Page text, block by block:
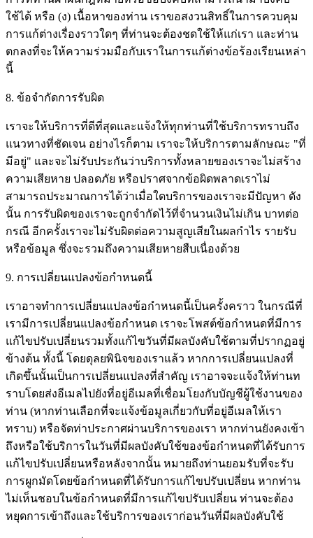
ใช้ได้ หรือ (ง) เนื้อหาของท่าน เราขอสงวนสิทธิ์ในการควบคุม
การแก้ต่างเรื่องราวใดๆ ที่ท่านจะต้องชดใช้ให้แก่เรา และท่าน
ตกลงที่จะให้ความร่วมมือกับเราในการแก้ต่างข้อร้องเรียนเหล่า
นี้
8. ข้อจำกัดการรับผิด
เราจะให้บริการที่ดีที่สุดและแจ้งให้ทุกท่านที่ใช้บริการทราบถึง
แนวทางที่ชัดเจน อย่างไรก็ตาม เราจะให้บริการตามลักษณะ "ที่
มีอยู่" และจะไม่รับประกันว่าบริการทั้งหลายของเราจะไม่สร้าง
ความเสียหาย ปลอดภัย หรือปราศจากข้อผิดพลาดเราไม่
สามารถประมาณการได้ว่าเมื่อใดบริการของเราจะมีปัญหา ดัง
นั้น การรับผิดของเราจะถูกจำกัดไว้ที่จำนวนเงินไม่เกิน บาทต่อ
กรณี อีกครั้งเราจะไม่รับผิดต่อความสูญเสียในผลกำไร รายรับ
หรือข้อมูล ซึ่งจะรวมถึงความเสียหายสืบเนื่องด้วย
9. การเปลี่ยนแปลงข้อกำหนดนี้
เราอาจทำการเปลี่ยนแปลงข้อกำหนดนี้เป็นครั้งคราว ในกรณีที่
เรามีการเปลี่ยนแปลงข้อกำหนด เราจะโพสต์ข้อกำหนดที่มีการ
แก้ไขปรับเปลี่ยนรวมทั้งแก้ไขวันที่มีผลบังคับใช้ตามที่ปรากฏอยู่
ข้างต้น ทั้งนี้ โดยดุลยพินิจของเราแล้ว หากการเปลี่ยนแปลงที่
เกิดขึ้นนั้นเป็นการเปลี่ยนแปลงที่สำคัญ เราอาจจะแจ้งให้ท่านท
ราบโดยส่งอีเมลไปยังที่อยู่อีเมลที่เชื่อมโยงกับบัญชีผู้ใช้งานของ
ท่าน (หากท่านเลือกที่จะแจ้งข้อมูลเกี่ยวกับที่อยู่อีเมลให้เรา
ทราบ) หรือจัดท่าประกาศผ่านบริการของเรา หากท่านยังคงเข้า
ถึงหรือใช้บริการในวันที่มีผลบังคับใช้ของข้อกำหนดที่ได้รับการ
แก้ไขปรับเปลี่ยนหรือหลังจากนั้น หมายถึงท่านยอมรับที่จะรับ
การผูกมัดโดยข้อกำหนดที่ได้รับการแก้ไขปรับเปลี่ยน หากท่าน
ไม่เห็นชอบในข้อกำหนดที่มีการแก้ไขปรับเปลี่ยน ท่านจะต้อง
หยุดการเข้าถึงและใช้บริการของเราก่อนวันที่มีผลบังคับใช้